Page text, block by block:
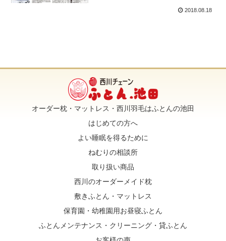
2018.08.18
オーダー枕・マットレス・西川羽毛はふとんの池田
はじめての方へ
よい睡眠を得るために
ねむりの相談所
取り扱い商品
西川のオーダーメイド枕
敷きふとん・マットレス
保育園・幼稚園用お昼寝ふとん
ふとんメンテナンス・クリーニング・貸ふとん